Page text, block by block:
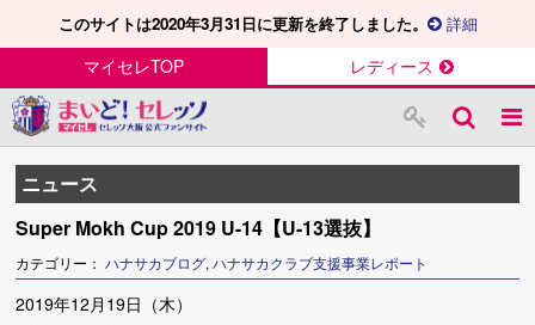
このサイトは2020年3月31日に更新を終了しました。 詳細
マイセレTOP レディース
ニュース
Super Mokh Cup 2019 U-14【U-13選抜】
カテゴリー：ハナサカブログ, ハナサカクラブ支援事業レポート
2019年12月19日（木）